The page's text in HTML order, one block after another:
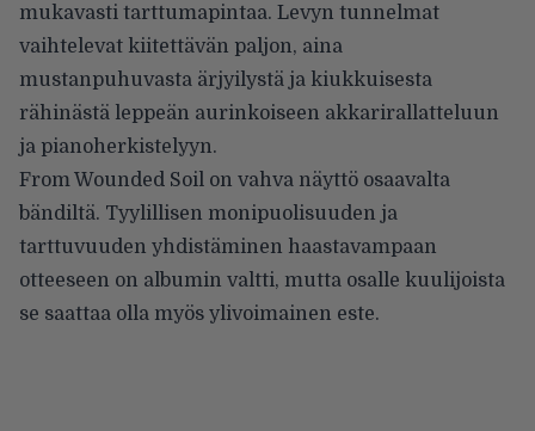
mukavasti tarttumapintaa. Levyn tunnelmat
vaihtelevat kiitettävän paljon, aina
mustanpuhuvasta ärjyilystä ja kiukkuisesta
rähinästä leppeän aurinkoiseen akkarirallatteluun
ja pianoherkistelyyn.
From Wounded Soil on vahva näyttö osaavalta
bändiltä. Tyylillisen monipuolisuuden ja
tarttuvuuden yhdistäminen haastavampaan
otteeseen on albumin valtti, mutta osalle kuulijoista
se saattaa olla myös ylivoimainen este.